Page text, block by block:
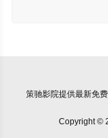
策驰影院提供最新免
Copyright ©